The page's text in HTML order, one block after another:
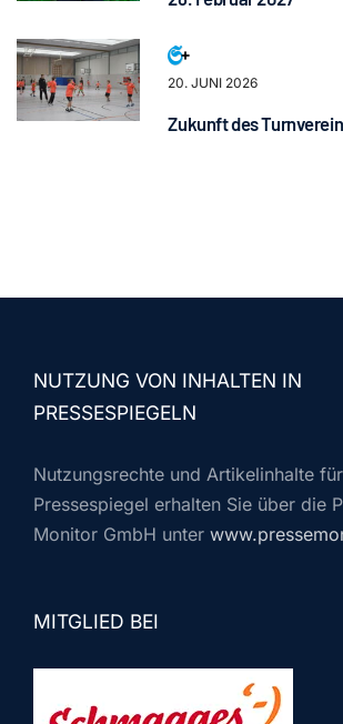
20. JUNI 2026
Zukunft des
NUTZUNG VON INHALTEN IN
PRESSESPIEGELN
Nutzungsrechte und Artikelinhalte
Pressespiegel erhalten Sie über die
Monitor GmbH unter
MITGLIED BEI